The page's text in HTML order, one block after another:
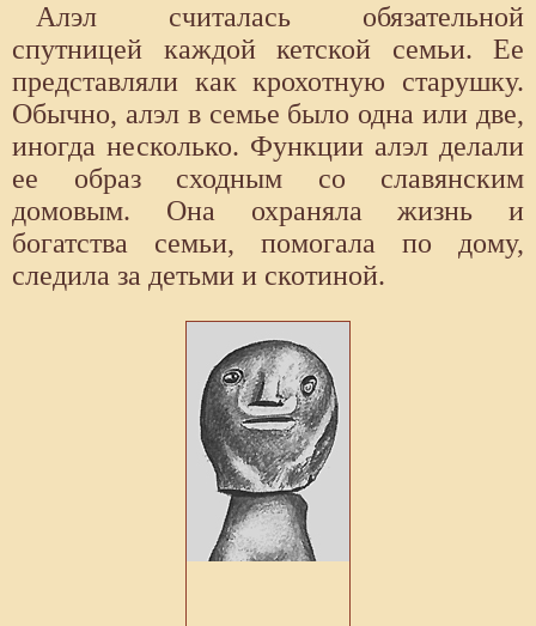
Алэл считалась обязательной
спутницей каждой кетской семьи. Ее
представляли как крохотную старушку.
Обычно, алэл в семье было одна или две,
иногда несколько. Функции алэл делали
ее образ сходным со славянским
домовым. Она охраняла жизнь и
богатства семьи, помогала по дому,
следила за детьми и скотиной.